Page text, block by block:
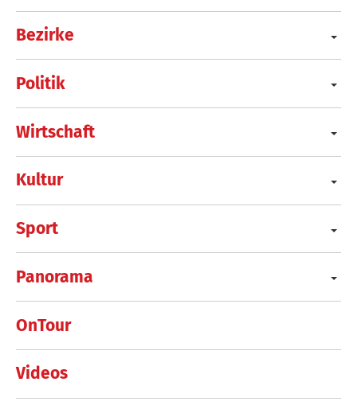
Bezirke
Politik
Wirtschaft
Kultur
Sport
Panorama
OnTour
Videos